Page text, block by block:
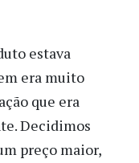
estava
era muito
que era
Decidimos
preço maior,